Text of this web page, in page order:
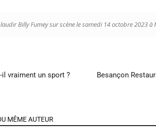
Billy Fumey sur scène le samedi 14 octobre 2023 à
vraiment un sport ?
Besançon
MÊME AUTEUR